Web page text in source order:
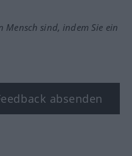
Mensch sind, indem Sie ein
absenden